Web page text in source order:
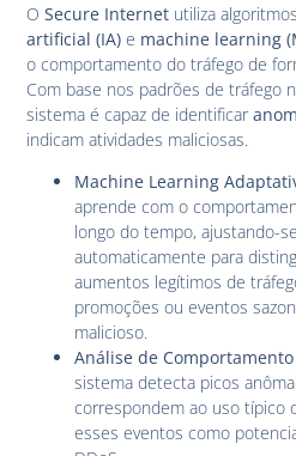
OSecure Internet utiliza
artificial (IA) e machine learning
o comportamento do tráfego de
Com base nos padrões de tráfego
sistema é capaz de identificar
indicam atividades maliciosas.
Machine Learning
aprende com o
longo do tempo, ajustando-se
automaticamente para
aumentos legítimos de
promoções ou eventos
malicioso.
Análise de
sistema detecta picos
correspondem ao uso típico
esses eventos como